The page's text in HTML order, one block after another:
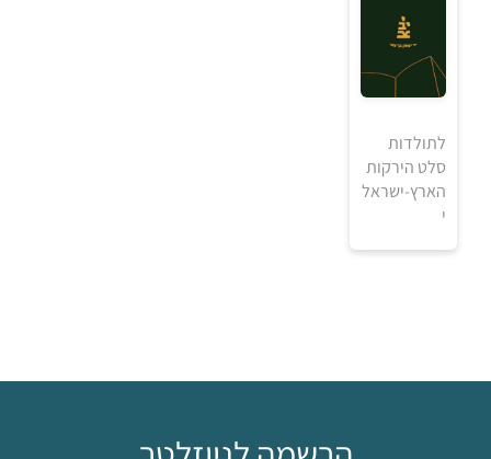
₪
לתולדות
סלט הירקות
הארץ-ישראל
י